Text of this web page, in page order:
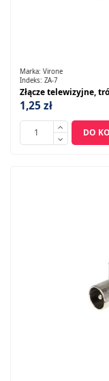
Marka: Virone
Indeks: ZA-7
Złącze telewizyjne,
1,25 zł
DO